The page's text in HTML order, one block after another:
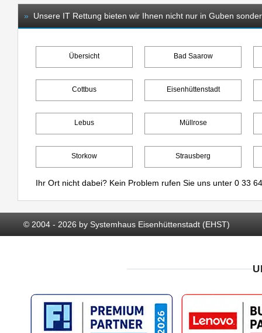
» Unsere IT Rettung bieten wir Ihnen nicht nur in Guben
Übersicht Bad Saarow
Cottbus Eisenhüttenstadt
Lebus Müllrose
Storkow Strausberg
Ihr Ort nicht dabei? Kein Problem rufen Sie uns unter 0 33
© 2004 - 2026 by Systemhaus Eisenhüttenstadt (EHST)